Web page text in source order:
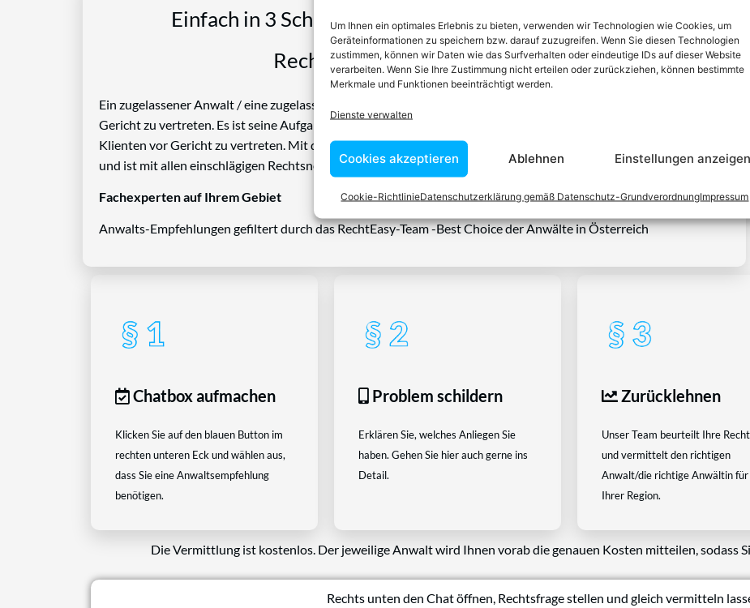
Um Ihnen ein optimales Erlebnis zu bieten, verwenden wir Technologien wie Cookies, um
Geräteinformationen zu speichern bzw. darauf zuzugreifen. Wenn Sie diesen Technologien
zustimmen, können wir Daten wie das Surfverhalten oder eindeutige IDs auf dieser Website
verarbeiten. Wenn Sie Ihre Zustimmung nicht erteilen oder zurückziehen, können bestimmte
Merkmale und Funktionen beeinträchtigt werden.
Dienste verwalten
Cookies akzeptieren Ablehnen Einstellungen anzeigen
Cookie-RichtlinieDatenschutzerklärung gemäß Datenschutz-GrundverordnungImpressum
Einfach in 3 Schritten einen Anwalt finden, der auf Ihr
Rechtsproblem spezialisiert ist
Ein zugelassener Anwalt / eine zugelassen Anwältin ist dafür da, über Rechtsfragen zu beraten und Klienten vor
Gericht zu vertreten. Es ist seine Aufgabe, Dienstleistungen im Bereich der Rechtsberatung zu erbringen und
Klienten vor Gericht zu vertreten. Mit diesem Wissen kennt er alle relevanten Herausforderungen dieses Systems
und ist mit allen einschlägigen Rechtsnormen vertraut.
Fachexperten auf Ihrem Gebiet
Anwalts-Empfehlungen gefiltert durch das RechtEasy-Team -Best Choice der Anwälte in Österreich
Chatbox aufmachen
Klicken Sie auf den blauen Button im
rechten unteren Eck und wählen aus,
dass Sie eine Anwaltsempfehlung
benötigen.
Problem schildern
Erklären Sie, welches Anliegen Sie
haben. Gehen Sie hier auch gerne ins
Detail.
Zurücklehnen
Unser Team beurteilt Ihre
und vermittelt den richtigen
Anwalt/die richtige Anwältin für
Ihrer Region.
Die Vermittlung ist kostenlos. Der jeweilige Anwalt wird Ihnen vorab die genauen Kosten mitteilen, sodass
Rechts unten den Chat öffnen, Rechtsfrage stellen und gleich vermitteln